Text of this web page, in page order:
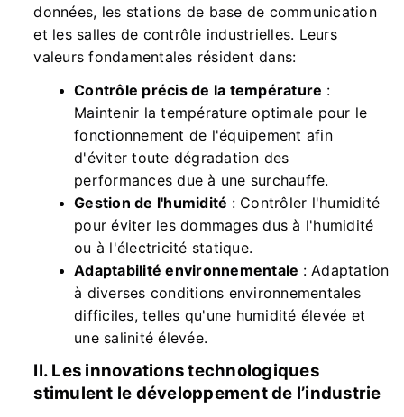
données, les stations de base de communication
et les salles de contrôle industrielles. Leurs
valeurs fondamentales résident dans:
Contrôle précis de la température :
Maintenir la température optimale pour le
fonctionnement de l'équipement afin
d'éviter toute dégradation des
performances due à une surchauffe.
Gestion de l'humidité : Contrôler l'humidité
pour éviter les dommages dus à l'humidité
ou à l'électricité statique.
Adaptabilité environnementale : Adaptation
à diverses conditions environnementales
difficiles, telles qu'une humidité élevée et
une salinité élevée.
II. Les innovations technologiques
stimulent le développement de l’industrie